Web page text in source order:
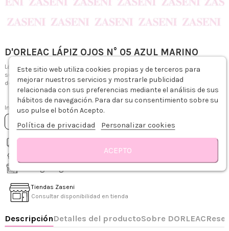
D'ORLEAC LÁPIZ OJOS N° 05 AZUL MARINO
Lápiz perfilador diseñado para delinear y sombrear la zona ocular de forma
suave y precisa de una sola pasada, gracias a su intensidad y a su facilidad
de deslizamiento, consiguiendo una permanencia de larga duración.
3,15 €
Impuestos incluidos
Añadir al carrito
Recíbelo de 1-3 días hábiles
Tiendas Zaseni
Consultar disponibilidad en tienda
Descripción
Este sitio web utiliza cookies propias y de terceros para
mejorar nuestros servicios y mostrarle publicidad
relacionada con sus preferencias mediante el análisis de sus
hábitos de navegación. Para dar su consentimiento sobre su
uso pulse el botón Acepto.
Política de privacidad Personalizar cookies
ACEPTO